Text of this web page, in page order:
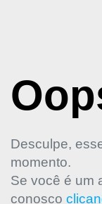
Desculpe,
momento.
Se você é um
conosco